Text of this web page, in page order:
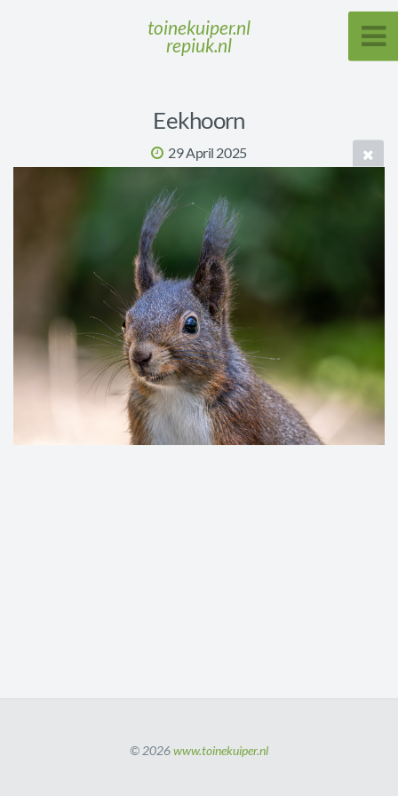
toinekuiper.nl
repiuk.nl
Eekhoorn
29 April 2025
© 2026www.toinekuiper.nl